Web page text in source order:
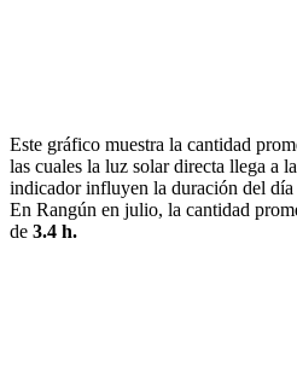
Este gráfico muestra la cantidad
las cuales la luz solar directa llega a
indicador influyen la duración del
En Rangún en julio, la cantidad
de 3.4 h.